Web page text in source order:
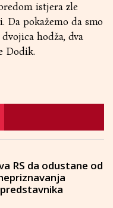
istjera zle
Da pokažemo da smo
hodža, dva
Dodik.
RS da odustane od